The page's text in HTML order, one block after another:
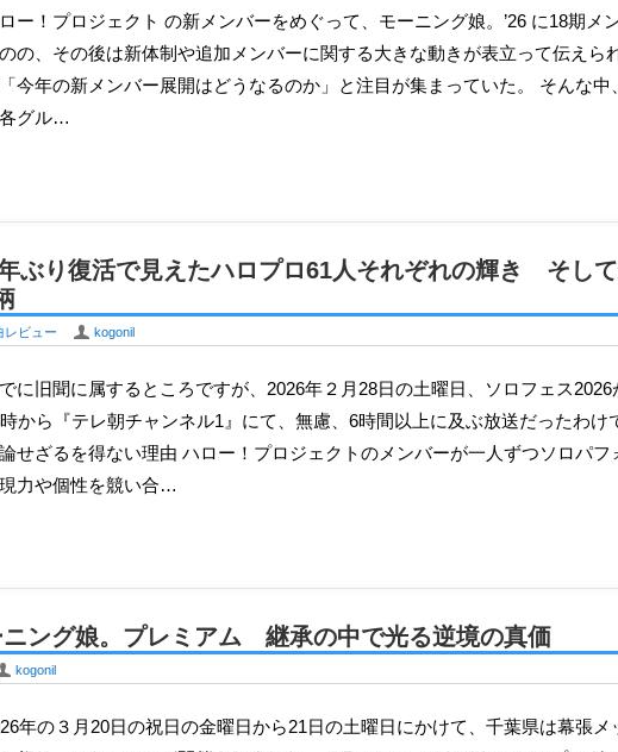
の、その後は新体制や追加メンバーに関する大きな動きが表立って伝えら
今年の新メンバー展開はどうなるのか」と注目が集まっていた。 そんな中
グル…
ぶり復活で見えたハロプロ61人それぞれの輝き そし
レビュー U kogonil
から『テレ朝チャンネル1』にて、無慮、6時間以上に及ぶ放送だったわ
せざるを得ない理由 ハロー！プロジェクトのメンバーが一人ずつソロパ
力や個性を競い合…
ング娘。プレミアム 継承の中で光る逆境の真価
kogonil